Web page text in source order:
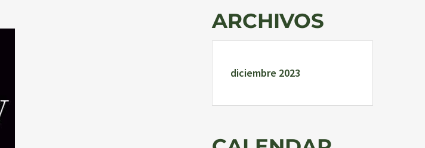
ARCHIVOS
diciembre 2023